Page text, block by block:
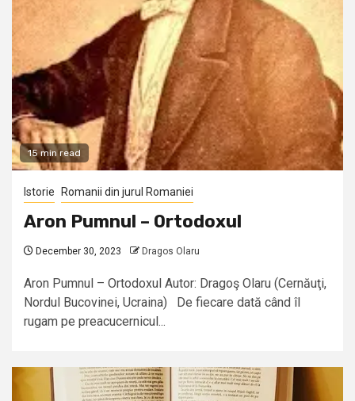
15 min read
Istorie Romanii din jurul Romaniei
Aron Pumnul – Ortodoxul
December 30, 2023 Dragos Olaru
Aron Pumnul – Ortodoxul Autor: Dragoş Olaru (Cernăuţi,
Nordul Bucovinei, Ucraina) De fiecare dată când îl
rugam pe preacucernicul...